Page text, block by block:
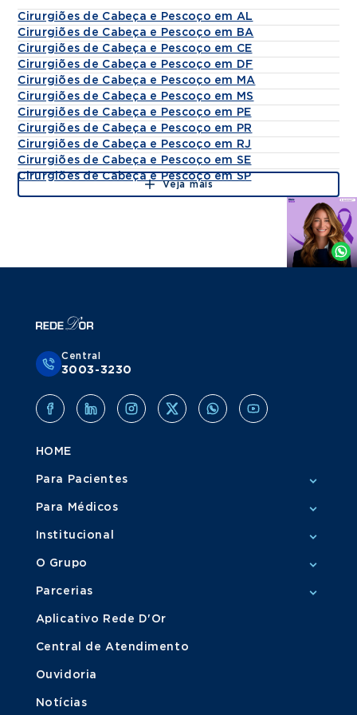
Títulos
1. Membro titular da sociedade Brasileira de
cirurgia de cabeça e pescoço
2. Membro titular da PUC/ RJ.
3. Membro titular do colégio Brasileiro dos
cirurgiões. 4. Membro titular do Serviço de
cirurgia de cabeça e pescoço do Hospital de
câncer de Pernambuco
5. Chefe de serviço cabeça e pescoço IMIP /
PE
Cirurgiões de Cabeça e Pescoço em AL
Cirurgiões de Cabeça e Pescoço em BA
Cirurgiões de Cabeça e Pescoço em CE
Cirurgiões de Cabeça e Pescoço em DF
Cirurgiões de Cabeça e Pescoço em MA
Cirurgiões de Cabeça e Pescoço em MS
Cirurgiões de Cabeça e Pescoço em PE
Cirurgiões de Cabeça e Pescoço em PR
Cirurgiões de Cabeça e Pescoço em RJ
Cirurgiões de Cabeça e Pescoço em SE
Cirurgiões de Cabeça e Pescoço em SP
Veja mais
Agende
Whatsapp
Central
3003-3230
HOME
Para Pacientes
Para Médicos
Institucional
O Grupo
Parcerias
Aplicativo Rede D'Or
Central de Atendimento
Ouvidoria
Notícias